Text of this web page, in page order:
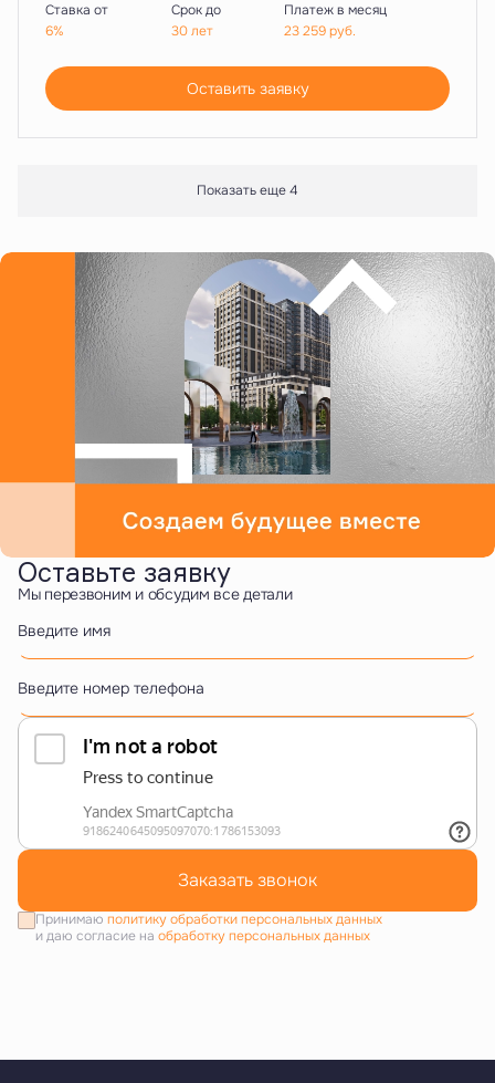
Ставка от
6%
Срок до
30 лет
Платеж в месяц
23 259руб.
Оставить заявку
Показать еще 4
Оставьте заявку
Мы перезвоним и обсудим все детали
Введите имя
Введите номер телефона
Заказать звонок
Принимаю политику обработки персональных данных
и даю согласие на обработку персональных данных